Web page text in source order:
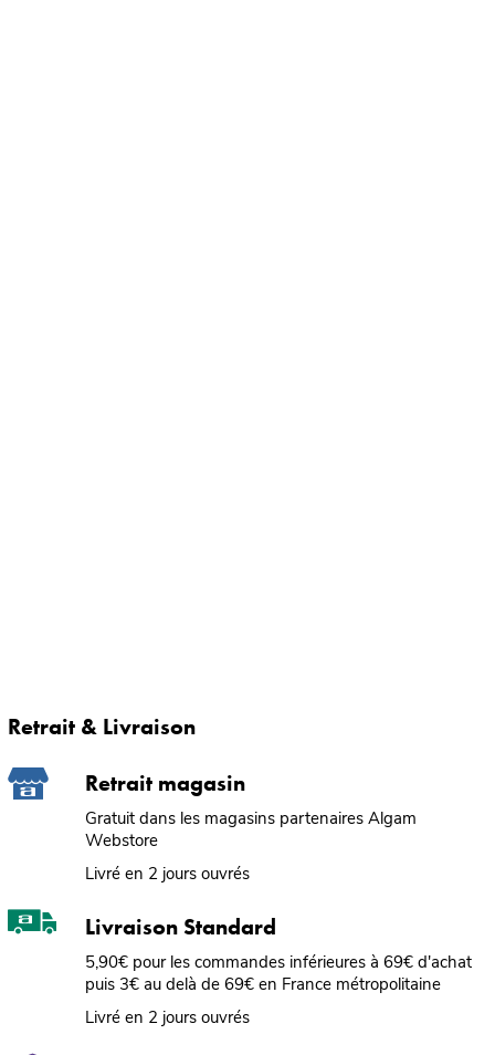
Retrait & Livraison
Retrait magasin
Gratuit dans les magasins partenaires Algam
Webstore
Livré en 2 jours ouvrés
Livraison Standard
5,90€ pour les commandes inférieures à 69€ d'achat
puis 3€ au delà de 69€ en France métropolitaine
Livré en 2 jours ouvrés